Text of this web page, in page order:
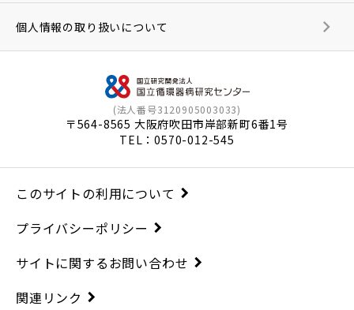
(法人番号3120905003033)
〒564-8565 大阪府吹田市岸部新町6番1号
TEL：0570-012-545
個人情報の取り扱いについて
このサイトの利用について
プライバシーポリシー
サイトに関するお問い合わせ
関連リンク